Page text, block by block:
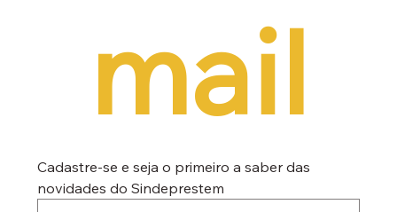
mail
Cadastre-se e seja o primeiro a saber das
novidades do Sindeprestem